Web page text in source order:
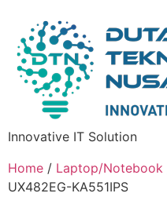
Innovative IT Solution
Home / Laptop/Notebook
UX482EG-KA551IPS